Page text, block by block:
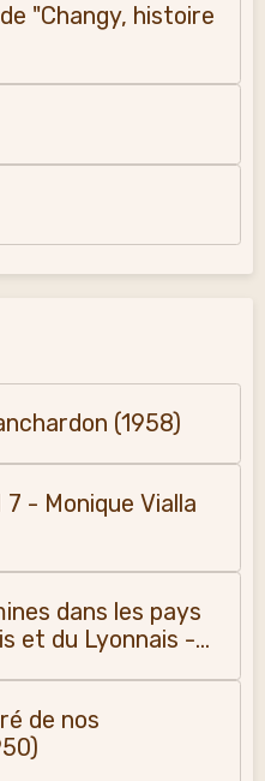
"Changy, histoire
(1958)
- Monique Vialla
dans les pays
et du Lyonnais -
de nos